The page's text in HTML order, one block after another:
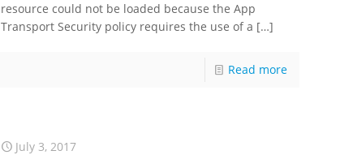
resource could not be loaded because the App
Transport Security policy requires the use of a […]
Read more
July 3, 2017